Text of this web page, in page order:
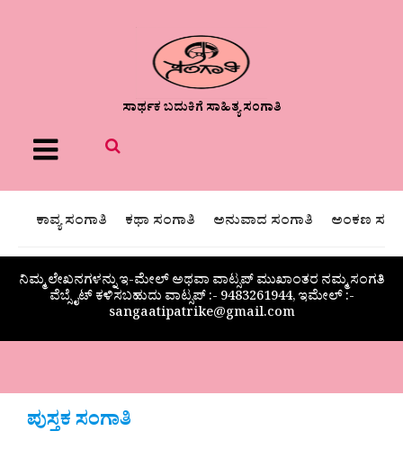
ಸಾರ್ಥಕ ಬದುಕಿಗೆ ಸಾಹಿತ್ಯ ಸಂಗಾತಿ
Menu
ಕಾವ್ಯ ಸಂಗಾತಿ ಕಥಾ ಸಂಗಾತಿ ಅನುವಾದ ಸಂಗಾತಿ ಅಂಕಣ
ನಿಮ್ಮ ಲೇಖನಗಳನ್ನು ಇ-ಮೇಲ್ ಅಥವಾ ವಾಟ್ಸಪ್ ಮುಖಾಂತರ ನಮ್ಮ ಸಂಗತಿ
ವೆಬ್ಸೈಟ್ ಕಳಿಸಬಹುದು ವಾಟ್ಸಪ್‌ :- 9483261944, ಇಮೇಲ್ :-
sangaatipatrike@gmail.com
ಪುಸ್ತಕ ಸಂಗಾತಿ